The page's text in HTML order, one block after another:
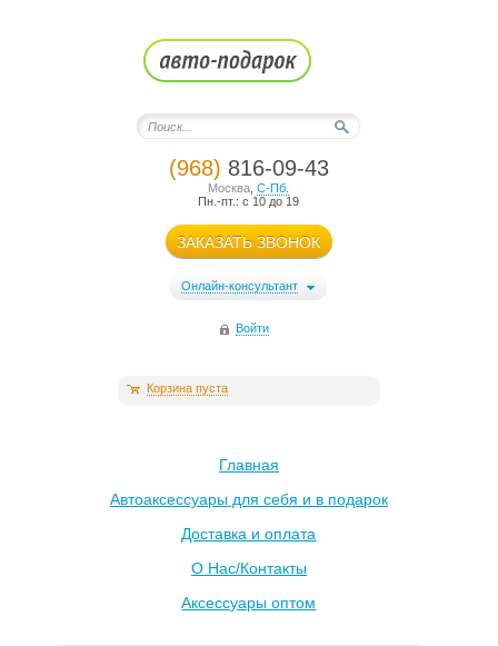
(968) 816-09-43
Москва ,С-Пб.
Пн.-пт.: с 10 до 19
ЗАКАЗАТЬ ЗВОНОК
Онлайн-консультант
Войти
Корзина пуста
Главная
Автоаксессуары для себя и в подарок
Доставка и оплата
О Нас/Контакты
Аксессуары оптом